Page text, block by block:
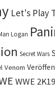
Let's Play
Logan
Secret Wars
Venom
WWE 2K19